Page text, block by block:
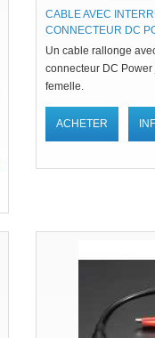
CABLE AVEC
CONNECTEUR DC
Un cable rallonge
connecteur DC
femelle.
ACHETER